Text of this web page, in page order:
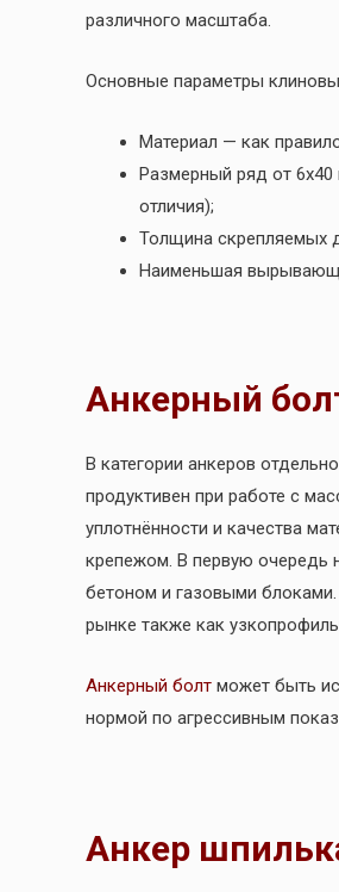
различного масштаба.
Основные параметры
Материал — как
Размерный ряд от 6х40
отличия);
Толщина скрепляемых
Наименьшая
Анкерный
В категории анкеров
продуктивен при работе с
уплотнённости и качества
крепежом. В первую очередь
бетоном и газовыми
рынке также как
Анкерный болт может быть
нормой по агрессивным
Анкер